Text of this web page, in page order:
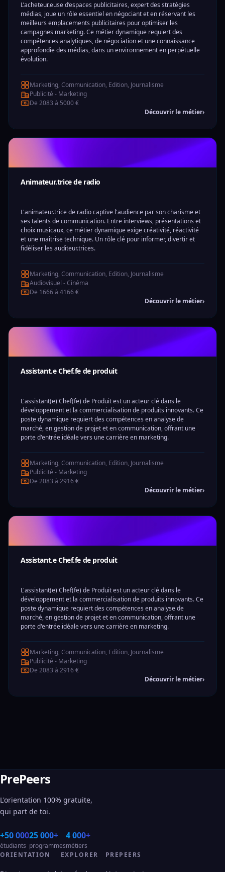
L’acheteur.euse d’espaces publicitaires, expert des stratégies
médias, joue un rôle essentiel en négociant et en réservant les
meilleurs emplacements publicitaires pour optimiser les
campagnes marketing. Ce métier dynamique requiert des
compétences analytiques, de négociation et une connaissance
approfondie des médias, dans un environnement en perpétuelle
évolution.
Marketing, Communication, Edition, Journalisme
Publicité - Marketing
De 2083 à 5000 €
Découvrir le métier›
Animateur.trice de radio
L'animateur.trice de radio captive l'audience par son charisme et
ses talents de communication. Entre interviews, présentations et
choix musicaux, ce métier dynamique exige créativité, réactivité
et une maîtrise technique. Un rôle clé pour informer, divertir et
fidéliser les auditeur.trices.
Marketing, Communication, Edition, Journalisme
Audiovisuel - Cinéma
De 1666 à 4166 €
Découvrir le métier›
Assistant.e Chef.fe de produit
L'assistant(e) Chef(fe) de Produit est un acteur clé dans le
développement et la commercialisation de produits innovants. Ce
poste dynamique requiert des compétences en analyse de
marché, en gestion de projet et en communication, offrant une
porte d'entrée idéale vers une carrière en marketing.
Marketing, Communication, Edition, Journalisme
Publicité - Marketing
De 2083 à 2916 €
Découvrir le métier›
Assistant.e Chef.fe de produit
L'assistant(e) Chef(fe) de Produit est un acteur clé dans le
développement et la commercialisation de produits innovants. Ce
poste dynamique requiert des compétences en analyse de
marché, en gestion de projet et en communication, offrant une
porte d'entrée idéale vers une carrière en marketing.
Marketing, Communication, Edition, Journalisme
Publicité - Marketing
De 2083 à 2916 €
Découvrir le métier›
PrePeers
L'orientation 100% gratuite,
qui part de toi.
+50 000
étudiants
25 000+
programmes
4 000+
métiers
ORIENTATION
EXPLORER PREPEERS